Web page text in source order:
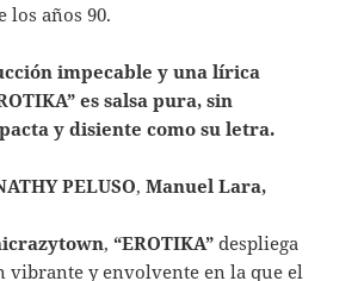
los años 90.
impecable y una lírica
es salsa pura, sin
y disiente como su letra.
PELUSO,Manuel Lara,
,“EROTIKA”despliega
vibrante y envolvente en la que el